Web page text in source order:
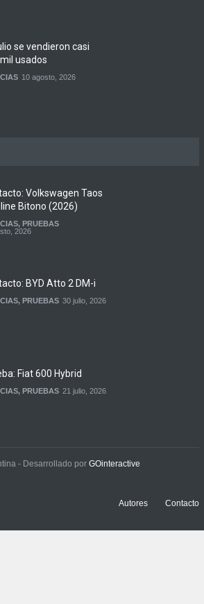
se vendieron casi
usados
10 agosto, 2026
2026 en
Volkswagen Taos
Volkswagen Taos
Bitono (2026)
, PRUEBAS
2026
BYD Atto 2 DM-i
, PRUEBAS 30 julio, 2026
Fiat 600 Hybrid
, PRUEBAS 21 julio, 2026
BYD Song Pro GS
- Desarrollado por GOinteractive
Autores Contacto